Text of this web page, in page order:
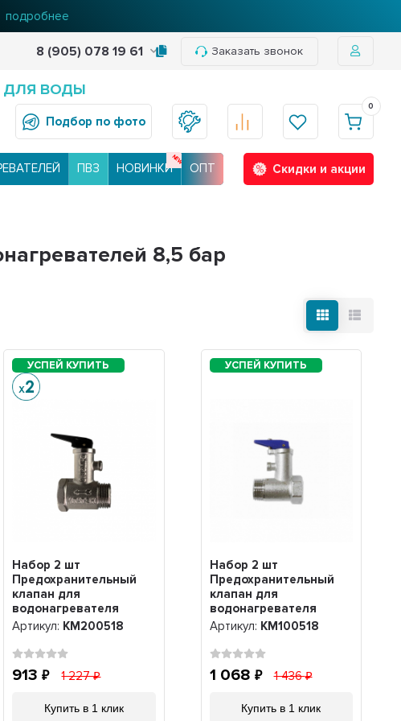
подробнее
подробнее
8 (905) 078 19 61 Заказать звонок
ДЛЯ ВОДЫ
Подбор по фото
0
ПВЗ НОВИНКИ ОПТ
Скидки и акции
8,5 бар
Набор 2 шт
Предохранительный
клапан для
водонагревателя
Ariston, Thermex 8,5
бар 1/2, KM200518
Артикул: KM200518
913 1 227
Купить в 1 клик
Набор 2 шт
Предохранительный
клапан для
водонагревателя
Polaris, Garanterm 8,5
бар 1/2, KM100518
Артикул: KM100518
1 068 1 436
Купить в 1 клик